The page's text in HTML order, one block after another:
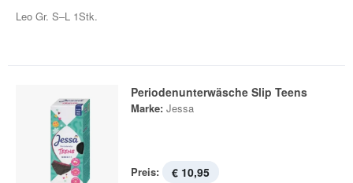
Leo Gr. S–L 1Stk.
Periodenunterwäsche Slip Teens
Marke: Jessa
Preis: € 10,95